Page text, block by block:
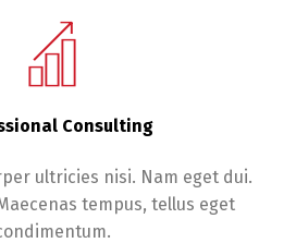
Consulting
ultricies nisi. Nam eget dui.
tempus, tellus eget